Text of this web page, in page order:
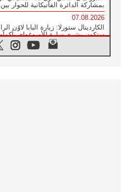
بمشاركة الدائرة الفاتيكانية للحوار بين
07.08.2026
الكاردينال ستورلا: زيارة البابا لاوُن
ستكون بشرى سارة للأوروغواي
الفاتيكان يعلن برنامج الزيارة الرسولية